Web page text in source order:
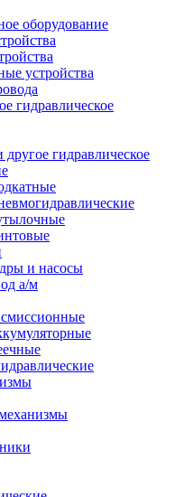
оборудование
устройства
гидравлическое
гидравлическое
и насосы
а/м